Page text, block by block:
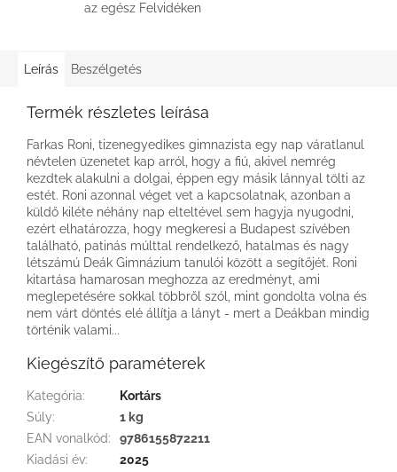
az egész Felvidéken
Leírás Beszélgetés
Termék részletes leírása
Farkas Roni, tizenegyedikes gimnazista egy nap váratlanul
névtelen üzenetet kap arról, hogy a fiú, akivel nemrég
kezdtek alakulni a dolgai, éppen egy másik lánnyal tölti az
estét. Roni azonnal véget vet a kapcsolatnak, azonban a
küldő kiléte néhány nap elteltével sem hagyja nyugodni,
ezért elhatározza, hogy megkeresi a Budapest szívében
található, patinás múlttal rendelkező, hatalmas és nagy
létszámú Deák Gimnázium tanulói között a segítőjét. Roni
kitartása hamarosan meghozza az eredményt, ami
meglepetésére sokkal többről szól, mint gondolta volna és
nem várt döntés elé állítja a lányt - mert a Deákban mindig
történik valami...
Kiegészítő paraméterek
Kategória:
Kortárs
Súly:
1 kg
EAN vonalkód:
9786155872211
Kiadási év:
2025